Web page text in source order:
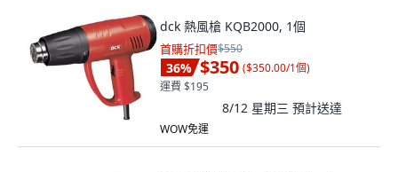
dck 熱風槍 KQB2000, 1個
首購折扣價$550
36% $350 ($350.00/1個)
運費 $195
8/12 星期三 預計送達
WOW免運